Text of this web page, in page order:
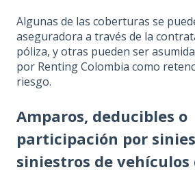
Algunas de las coberturas se
aseguradora a través de la
póliza, y otras pueden ser
por Renting Colombia como
riesgo.
Amparos, deducibles o
participación por
siniestros de vehículos